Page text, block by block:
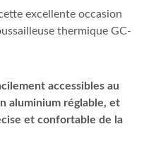
excellente occasion
thermique GC-
accessibles au
aluminium réglable, et
et confortable de la